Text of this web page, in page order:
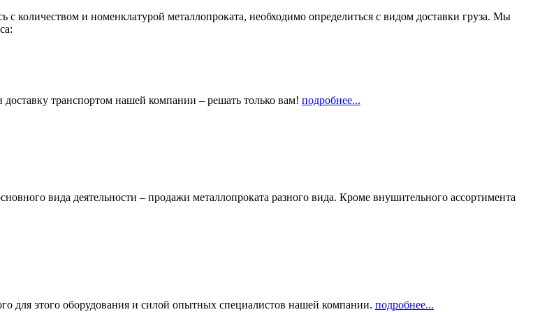
количеством и номенклатурой металлопроката, необходимо определиться с видом доставки груза. Мы
транспортом нашей компании – решать только вам! подробнее...
вида деятельности – продажи металлопроката разного вида. Кроме внушительного ассортимента
для этого оборудования и силой опытных специалистов нашей компании. подробнее...